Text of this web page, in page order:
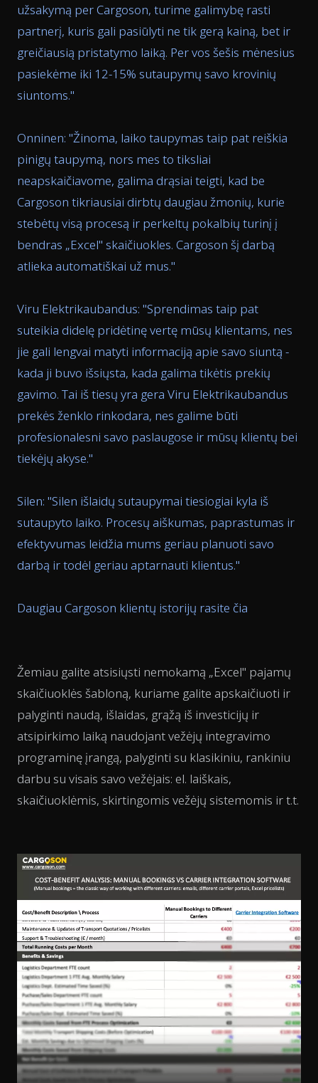
užsakymą per Cargoson, turime galimybę rasti
partnerį, kuris gali pasiūlyti ne tik gerą kainą, bet ir
greičiausią pristatymo laiką. Per vos šešis mėnesius
pasiekėme iki 12-15% sutaupymų savo krovinių
siuntoms."
Onninen: "Žinoma, laiko taupymas taip pat reiškia
pinigų taupymą, nors mes to tiksliai
neapskaičiavome, galima drąsiai teigti, kad be
Cargoson tikriausiai dirbtų daugiau žmonių, kurie
stebėtų visą procesą ir perkeltų pokalbių turinį į
bendras „Excel" skaičiuokles. Cargoson šį darbą
atlieka automatiškai už mus."
Viru Elektrikaubandus: "Sprendimas taip pat
suteikia didelę pridėtinę vertę mūsų klientams, nes
jie gali lengvai matyti informaciją apie savo siuntą -
kada ji buvo išsiųsta, kada galima tikėtis prekių
gavimo. Tai iš tiesų yra gera Viru Elektrikaubandus
prekės ženklo rinkodara, nes galime būti
profesionalesni savo paslaugose ir mūsų klientų bei
tiekėjų akyse."
Silen: "Silen išlaidų sutaupymai tiesiogiai kyla iš
sutaupyto laiko. Procesų aiškumas, paprastumas ir
efektyvumas leidžia mums geriau planuoti savo
darbą ir todėl geriau aptarnauti klientus."
Daugiau Cargoson klientų istorijų rasite čia
Žemiau galite atsisiųsti nemokamą „Excel" pajamų
skaičiuoklės šabloną, kuriame galite apskaičiuoti ir
palyginti naudą, išlaidas, grąžą iš investicijų ir
atsipirkimo laiką naudojant vežėjų integravimo
programinę įrangą, palyginti su klasikiniu, rankiniu
darbu su visais savo vežėjais: el. laiškais,
skaičiuoklėmis, skirtingomis vežėjų sistemomis ir t.t.